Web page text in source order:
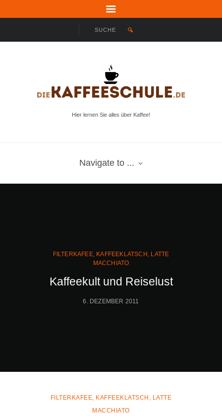
Hier lernen Sie alles über Kaffee!
Navigate to ...
FILTERKAFEE, KAFFEEKLATSCH
LATTE
MACCHIATO
Kaffeekult und Reiselust
6. DEZEMBER 2011
FILTERKAFEE, KAFFEEKLATSCH , LATTE
MACCHIATO